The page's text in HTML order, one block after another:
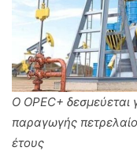
Ο OPEC+ δεσμεύεται
παραγωγής
έτους